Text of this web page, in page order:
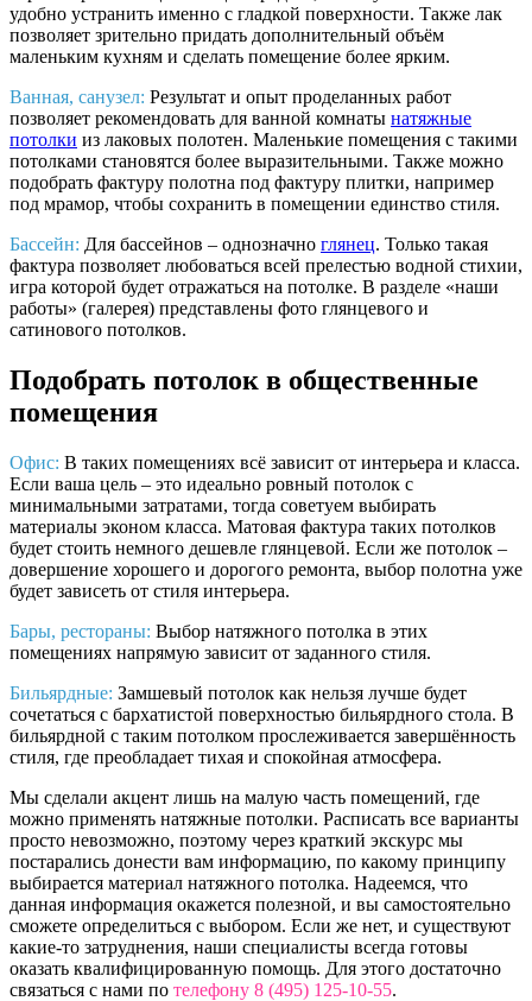
удобно устранить именно с гладкой поверхности. Также лак
позволяет зрительно придать дополнительный объём
маленьким кухням и сделать помещение более ярким.
Ванная, санузел: Результат и опыт проделанных работ
позволяет рекомендовать для ванной комнаты натяжные
потолки из лаковых полотен. Маленькие помещения с такими
потолками становятся более выразительными. Также можно
подобрать фактуру полотна под фактуру плитки, например
под мрамор, чтобы сохранить в помещении единство стиля.
Бассейн: Для бассейнов – однозначно глянец. Только такая
фактура позволяет любоваться всей прелестью водной стихии,
игра которой будет отражаться на потолке. В разделе «наши
работы» (галерея) представлены фото глянцевого и
сатинового потолков.
Подобрать потолок в общественные
помещения
Офис: В таких помещениях всё зависит от интерьера и класса.
Если ваша цель – это идеально ровный потолок с
минимальными затратами, тогда советуем выбирать
материалы эконом класса. Матовая фактура таких потолков
будет стоить немного дешевле глянцевой. Если же потолок –
довершение хорошего и дорогого ремонта, выбор полотна уже
будет зависеть от стиля интерьера.
Бары, рестораны: Выбор натяжного потолка в этих
помещениях напрямую зависит от заданного стиля.
Бильярдные: Замшевый потолок как нельзя лучше будет
сочетаться с бархатистой поверхностью бильярдного стола. В
бильярдной с таким потолком прослеживается завершённость
стиля, где преобладает тихая и спокойная атмосфера.
Мы сделали акцент лишь на малую часть помещений, где
можно применять натяжные потолки. Расписать все варианты
просто невозможно, поэтому через краткий экскурс мы
постарались донести вам информацию, по какому принципу
выбирается материал натяжного потолка. Надеемся, что
данная информация окажется полезной, и вы самостоятельно
сможете определиться с выбором. Если же нет, и существуют
какие-то затруднения, наши специалисты всегда готовы
оказать квалифицированную помощь. Для этого достаточно
связаться с нами по телефону 8 (495) 125-10-55.